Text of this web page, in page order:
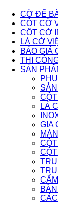
CỜ ĐỂ
CỘT CỜ
CỘT CỜ
LÁ CỜ
BÁO GIÁ
THI
SẢN
LÁ
GIA